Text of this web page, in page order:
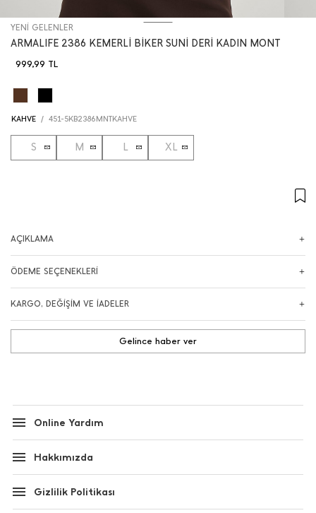
YENİ GELENLER
ARMALIFE 2386 KEMERLİ BİKER SUNİ DERİ KADIN MONT
999,99 TL
S M L XL
KAHVE / 451-5KB2386MNTKAHVE
Gelince haber ver
AÇIKLAMA
ÖDEME SEÇENEKLERİ
KARGO, DEĞİŞİM VE İADELER
Online Yardım
Hakkımızda
Gizlilik Politikası